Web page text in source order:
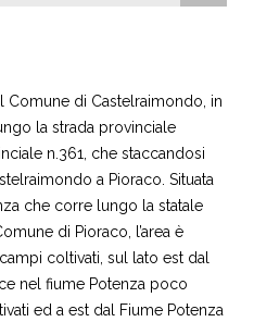
Comune di Castelraimondo, in
la strada provinciale
n.361, che staccandosi
a Pioraco. Situata
che corre lungo la statale
di Pioraco, l’area è
coltivati, sul lato est dal
nel fiume Potenza poco
ed a est dal Fiume Potenza